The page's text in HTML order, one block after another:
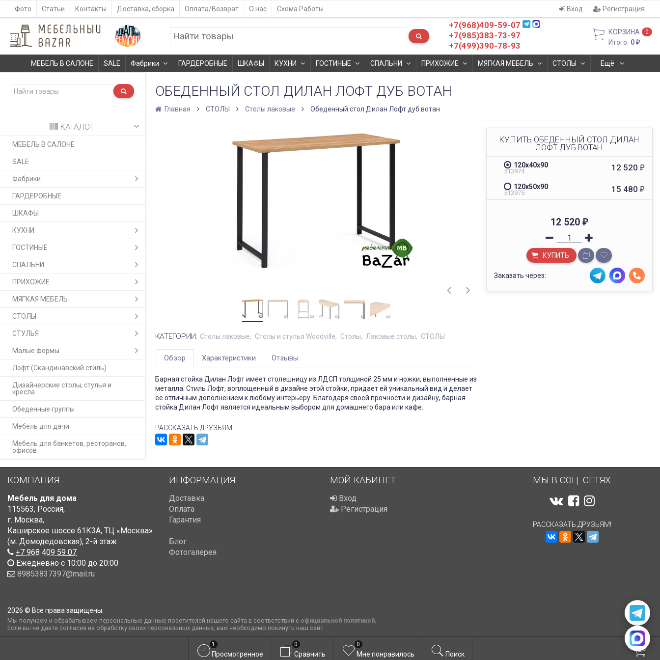
Фото Статьи Контакты Доставка, сборка Оплата/Возврат О нас Схема Работы Вход Регистрация
+7(968)409-59-07
+7(985)383-73-97
+7(499)390-78-93
КОРЗИНА 0
Итого: 0₽
МЕБЕЛЬ В САЛОНЕ SALE Фабрики ГАРДЕРОБНЫЕ ШКАФЫ КУХНИ ГОСТИНЫЕ СПАЛЬНИ ПРИХОЖИЕ МЯГКАЯ МЕБЕЛЬ СТОЛЫ Ещё
КАТАЛОГ
МЕБЕЛЬ В САЛОНЕ
SALE
Фабрики
ГАРДЕРОБНЫЕ
ШКАФЫ
КУХНИ
ГОСТИНЫЕ
СПАЛЬНИ
ПРИХОЖИЕ
МЯГКАЯ МЕБЕЛЬ
СТОЛЫ
СТУЛЬЯ
Малые формы
Лофт (Скандинавский стиль)
Дизайнерские столы, стулья и
кресла
Обеденные группы
Мебель для дачи
Мебель для банкетов, ресторанов,
офисов
ОБЕДЕННЫЙ СТОЛ ДИЛАН ЛОФТ ДУБ ВОТАН
Главная СТОЛЫ Столы лаковые Обеденный стол Дилан Лофт дуб вотан
КУПИТЬ ОБЕДЕННЫЙ СТОЛ ДИЛАН
ЛОФТ ДУБ ВОТАН
120х40х90
513974 12 520 ₽
120х50х90
513975 15 480 ₽
12 520₽
КУПИТЬ
Заказать через:
КАТЕГОРИИ: Столы лаковые Столы и стулья Woodville Столы Лаковые столы СТОЛЫ
Обзор Характеристики Отзывы
Барная стойка Дилан Лофт имеет столешницу из ЛДСП толщиной 25 мм и ножки, выполненные из
металла. Стиль Лофт, воплощенный в дизайне этой стойки, придает ей уникальный вид и делает
ее отличным дополнением к любому интерьеру. Благодаря своей прочности и дизайну, барная
стойка Дилан Лофт является идеальным выбором для домашнего бара или кафе.
РАССКАЗАТЬ ДРУЗЬЯМ!
КОМПАНИЯ
Мебель для дома
115563, Россия,
г. Москва,
Каширское шоссе 61К3А, ТЦ «Москва»
(м. Домодедовская), 2-й этаж
+7 968 409 59 07
Ежедневно с 10:00 до 20:00
89853837397@mail.ru
ИНФОРМАЦИЯ
Доставка
Оплата
Гарантия
Блог
Фотогалерея
МОЙ КАБИНЕТ
Вход
Регистрация
МЫ В СОЦ. СЕТЯХ
РАССКАЗАТЬ ДРУЗЬЯМ!
2026 © Все права защищены.
Мы получаем и обрабатываем персональные данные посетителей нашего сайта в соответствии с официальной политикой.
Если вы не даете согласия на обработку своих персональных данных, вам необходимо покинуть наш сайт.
Просмотренное
1
Сравнить
0
Мне понравилось
0
Поиск